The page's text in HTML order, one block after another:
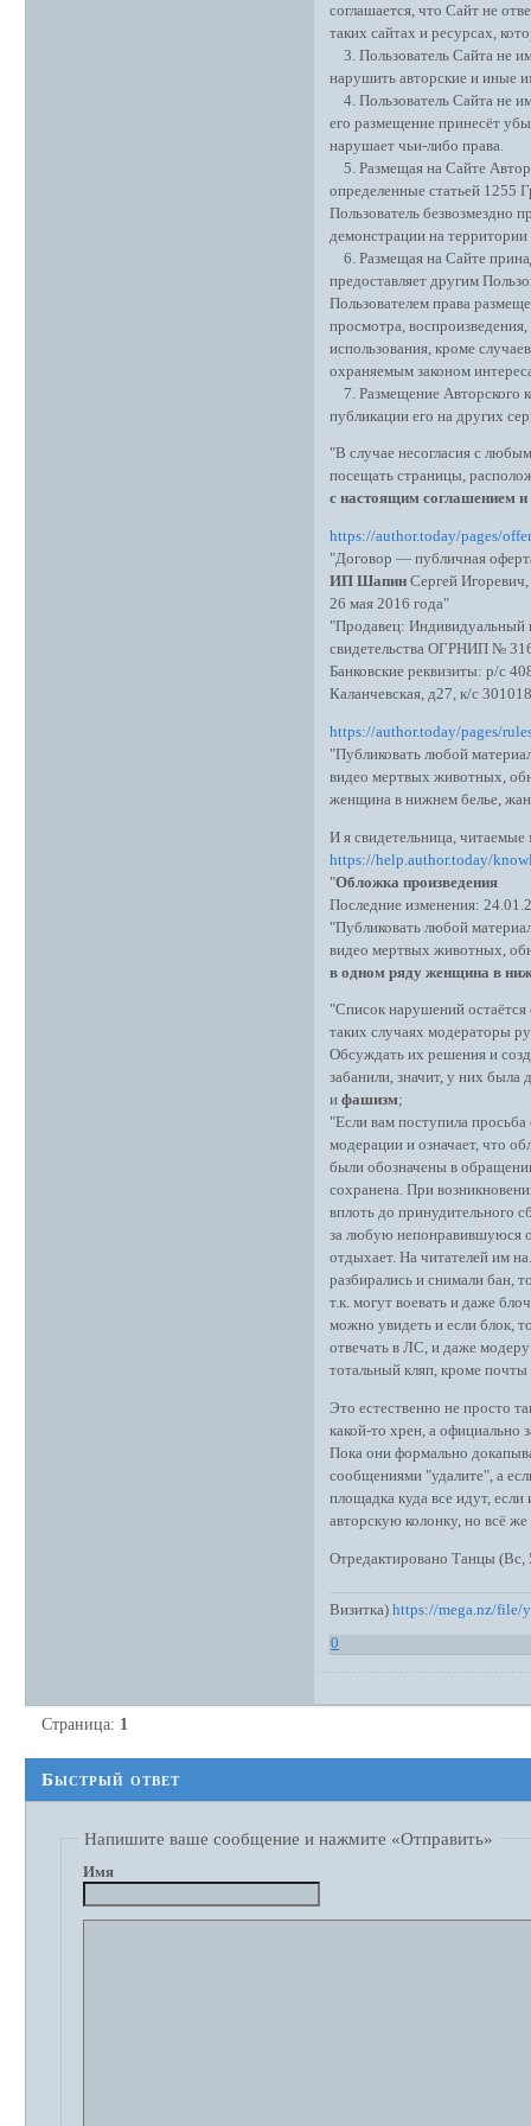
соглашается, что Сайт не
таких сайтах и ресурсах,
3. Пользователь Сайта не
нарушить авторские и иные
4. Пользователь Сайта не
его размещение принесёт
нарушает чьи-либо права.
5. Размещая на Сайте
определенные статьей 1255
Пользователь безвозмездно
демонстрации на территории
6. Размещая на Сайте
предоставляет другим
Пользователем права
просмотра,
использования, кроме
охраняемым законом
7. Размещение Авторского
публикации его на других
"В случае несогласия с
посещать страницы,
с настоящим соглашением и
https://author.today/pages/
"Договор — публичная
ИП Шапин Сергей
26 мая 2016 года"
"Продавец: Индивидуальный
свидетельства ОГРНИП №
Банковские реквизиты: р/с
Каланчевская, д27, к/с
https://author.today/pages/
"Публиковать любой
видео мертвых животных,
женщина в нижнем белье,
И я свидетельница,
https://help.author.today/
"Обложка произведения
Последние изменения:
"Публиковать любой
видео мертвых животных,
в одном ряду женщина в
"Список нарушений
таких случаях модераторы
Обсуждать их решения и
забанили, значит, у них была
ифашизм;
"Если вам поступила
модерации и означает, что
были обозначены в
сохранена. При
вплоть до принудительного
за любую непонравившуюся
отдыхает. На читателей им
разбирались и снимали бан,
т.к. могут воевать и даже
можно увидеть и если блок,
отвечать в ЛС, и даже
тотальный кляп, кроме
Это естественно не просто
какой-то хрен, а официально
Пока они формально
сообщениями "удалите", а
площадка куда все идут,
авторскую колонку, но всё
Отредактировано Танцы
Визитка)https://mega.nz/
0
Страница: 1
Быстрый ответ
Напишите ваше сообщение и нажмите «Отправить»
Имя